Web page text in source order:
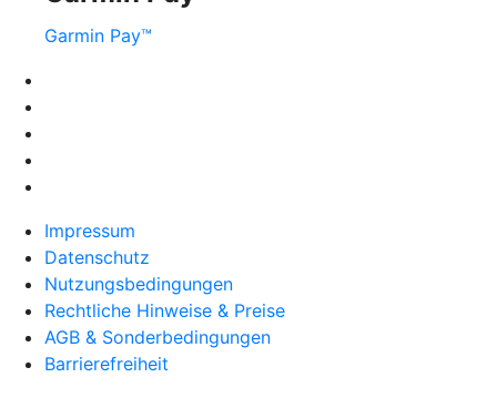
Garmin Pay™
Impressum
Datenschutz
Nutzungsbedingungen
Rechtliche Hinweise & Preise
AGB & Sonderbedingungen
Barrierefreiheit